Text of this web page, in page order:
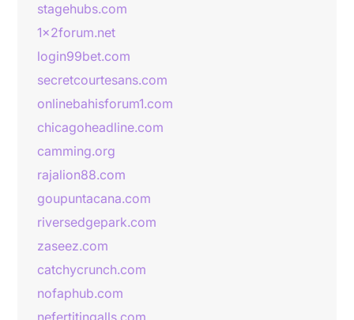
stagehubs.com
1x2forum.net
login99bet.com
secretcourtesans.com
onlinebahisforum1.com
chicagoheadline.com
camming.org
rajalion88.com
goupuntacana.com
riversedgepark.com
zaseez.com
catchycrunch.com
nofaphub.com
nefertitingalls.com